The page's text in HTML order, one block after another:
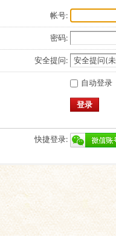
帐号:
密码:
安全提问:
自动登录
登录
快捷登录: